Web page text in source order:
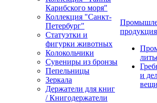
Карибского моря"
Коллекция "Санкт-
Петербург"
Статуэтки и
фигурки животных
Колокольчики
Сувениры из бронзы
Пепельницы
Зеркала
Держатели для книг
/ Книгодержатели
продукция
и
вещи